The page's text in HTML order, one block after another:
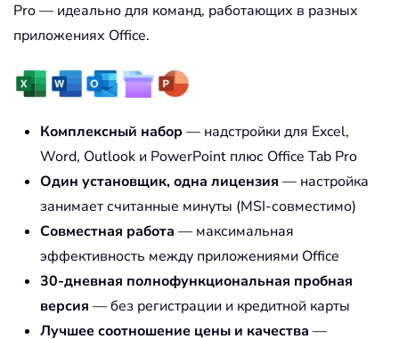
Pro — идеально для команд, работающих в разных
приложениях Office.
Комплексный набор — надстройки для Excel,
Word, Outlook и PowerPoint плюс Office Tab Pro
Один установщик, одна лицензия — настройка
занимает считанные минуты (MSI-совместимо)
Совместная работа — максимальная
эффективность между приложениями Office
30-дневная полнофункциональная пробная
версия — без регистрации и кредитной карты
Лучшее соотношение цены и качества —